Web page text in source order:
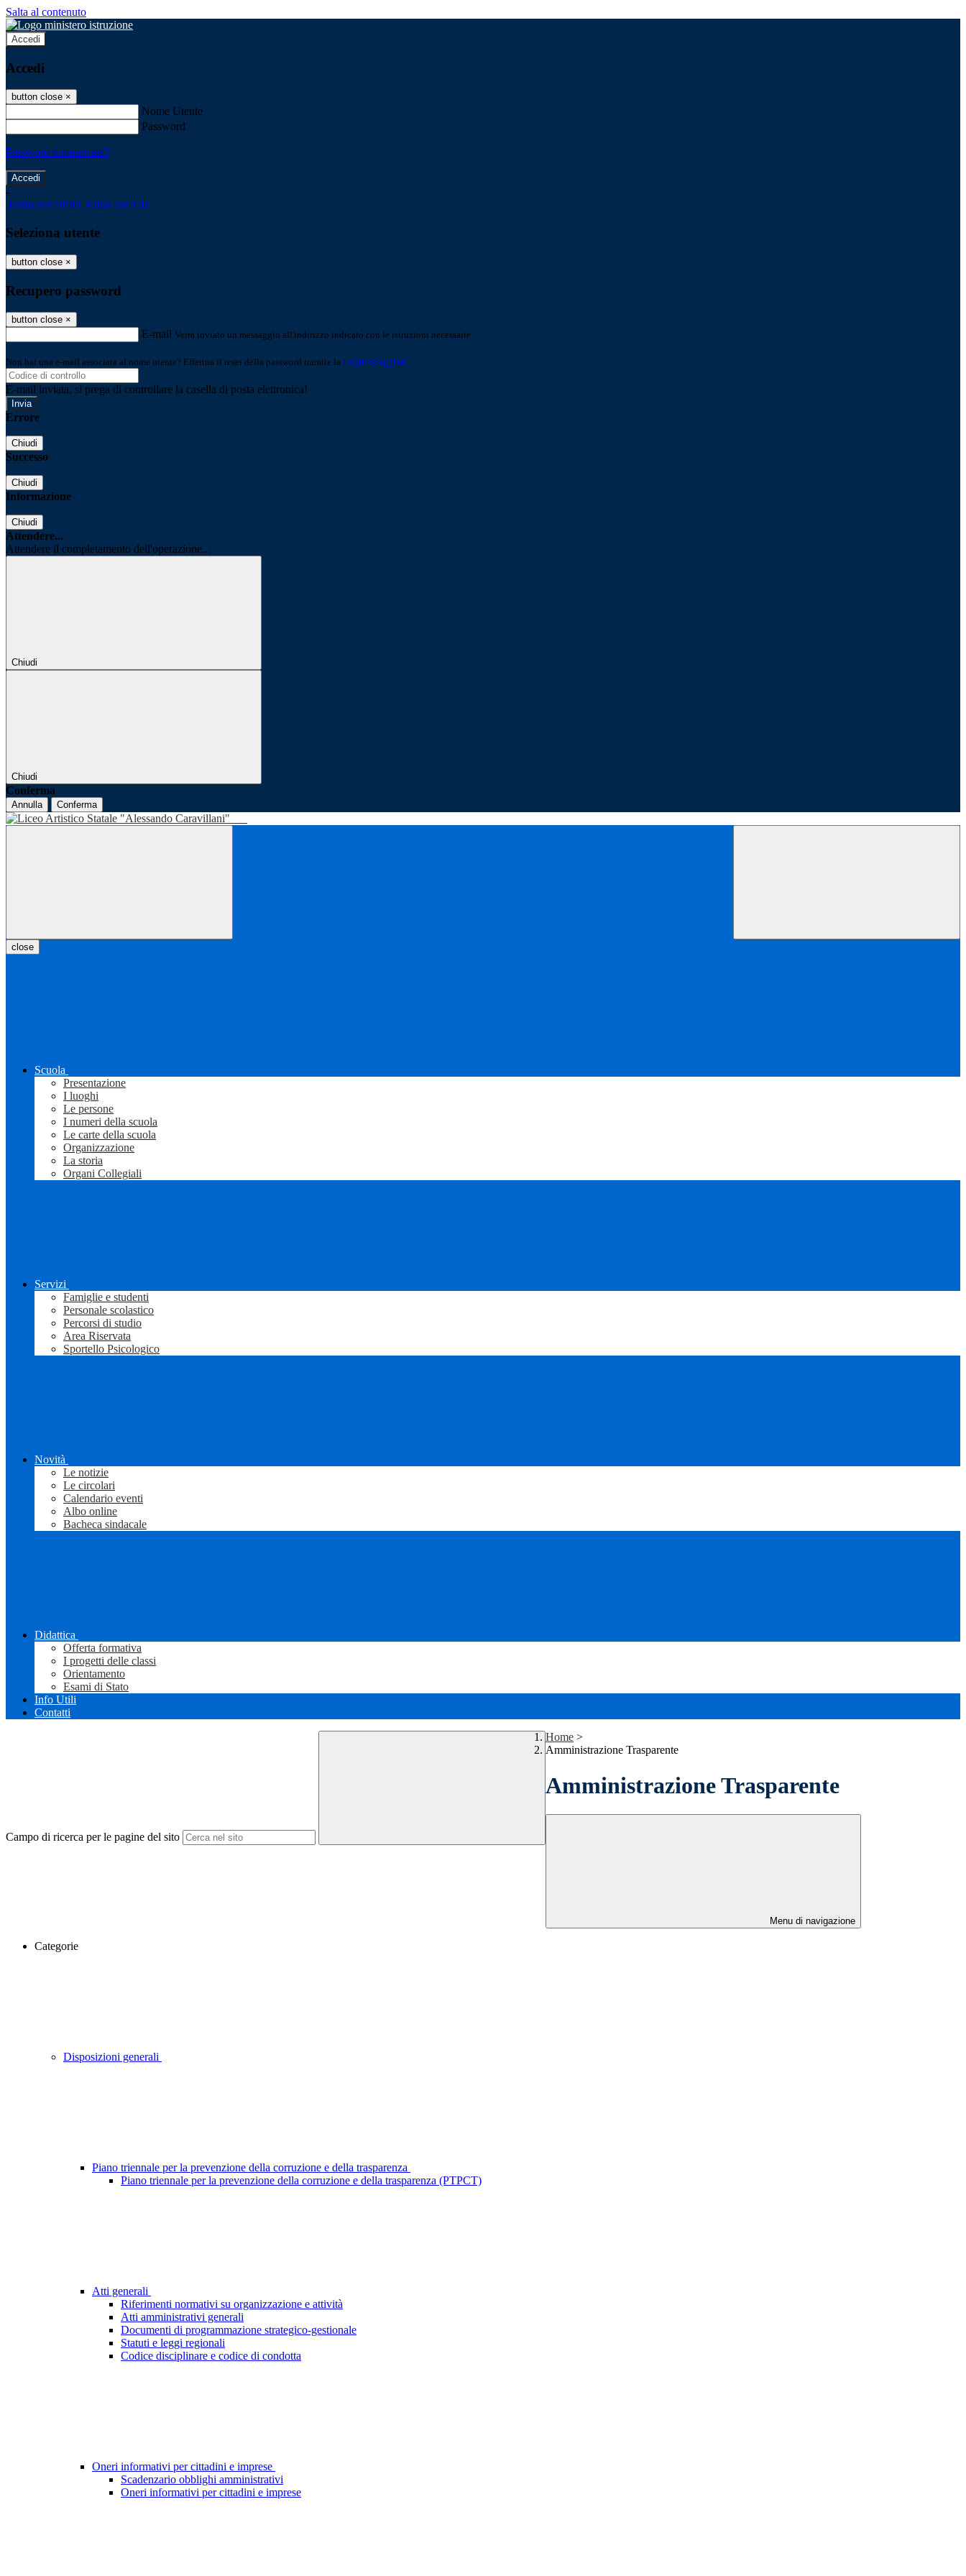
Salta al contenuto
Accedi
Accedi
button close ×
Nome Utente
Password
Password dimenticata?
-
Entra con SPID Entra con CIE
Seleziona utente
button close ×
Recupero password
button close ×
E-mail Verrà inviato un messaggio all'indirizzo indicato con le istruzioni necessarie.
Non hai una e-mail associata al nome utente? Effettua il reset della password tramite la Login Spaggiari
E-mail inviata, si prega di controllare la casella di posta elettronica!
Errore
Chiudi
Successo
Chiudi
Informazione
Chiudi
Attendere...
Attendere il completamento dell'operazione...
Chiudi
Chiudi
Conferma
Annulla Conferma
close
Scuola
Presentazione
I luoghi
Le persone
I numeri della scuola
Le carte della scuola
Organizzazione
La storia
Organi Collegiali
Servizi
Famiglie e studenti
Personale scolastico
Percorsi di studio
Area Riservata
Sportello Psicologico
Novità
Le notizie
Le circolari
Calendario eventi
Albo online
Bacheca sindacale
Didattica
Offerta formativa
I progetti delle classi
Orientamento
Esami di Stato
Info Utili
Contatti
Campo di ricerca per le pagine del sito
Home >
Amministrazione Trasparente
Amministrazione Trasparente
Menu di navigazione
Categorie
Disposizioni generali
Piano triennale per la prevenzione della corruzione e della trasparenza
Piano triennale per la prevenzione della corruzione e della trasparenza (PTPCT)
Atti generali
Riferimenti normativi su organizzazione e attività
Atti amministrativi generali
Documenti di programmazione strategico-gestionale
Statuti e leggi regionali
Codice disciplinare e codice di condotta
Oneri informativi per cittadini e imprese
Scadenzario obblighi amministrativi
Oneri informativi per cittadini e imprese